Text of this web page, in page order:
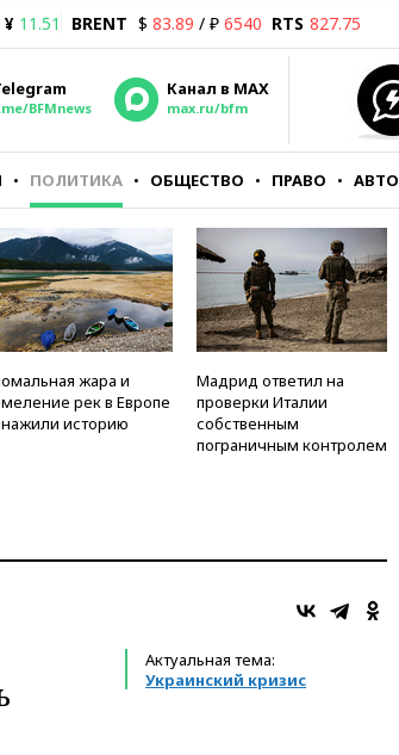
¥ 11.51 BRENT $ 83.89 / ₽ 6540 RTS 827.75
BFMnews
Канал в MAX
max.ru/bfm
ПОЛИТИКА ОБЩЕСТВО ПРАВО АВТО
жара и
рек в Европе
историю
Мадрид ответил на
проверки Италии
собственным
пограничным контролем
Актуальная тема:
Украинский кризис